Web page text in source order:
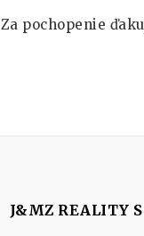
Za pochopenie
J&MZ REALITY